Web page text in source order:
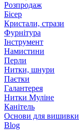
Розпродаж
Бісер
Кристали, стрази
Фурнітура
Інструмент
Намистини
Перли
Нитки, шнури
Паєтки
Галантерея
Нитки Муліне
Канітель
Основи для вишивки
Blog